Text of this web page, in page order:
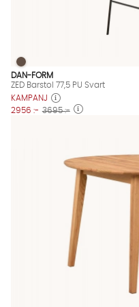
ZED Barstol 77,5 PU Svart
ZED Barstol 77,5 PU Svart
DAN-FORM
ZED Barstol 77,5 PU Svart
KAMPANJ
2956 :- 3695 :-